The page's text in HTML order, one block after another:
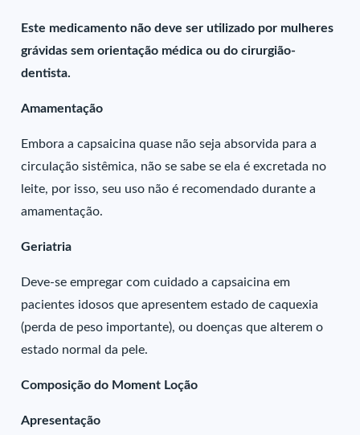
Este medicamento não deve ser utilizado por mulheres
grávidas sem orientação médica ou do cirurgião-
dentista.
Amamentação
Embora a capsaicina quase não seja absorvida para a
circulação sistêmica, não se sabe se ela é excretada no
leite, por isso, seu uso não é recomendado durante a
amamentação.
Geriatria
Deve-se empregar com cuidado a capsaicina em
pacientes idosos que apresentem estado de caquexia
(perda de peso importante), ou doenças que alterem o
estado normal da pele.
Composição do Moment Loção
Apresentação